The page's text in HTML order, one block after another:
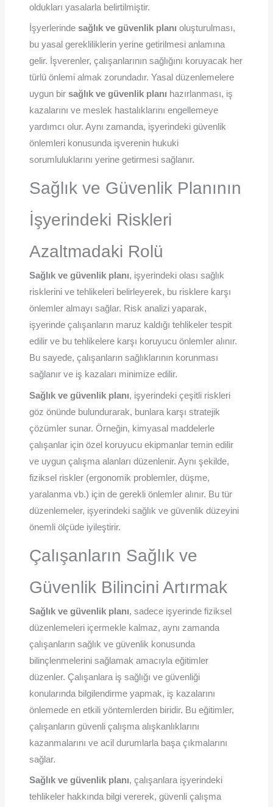
oldukları yasalarla belirtilmiştir.
İşyerlerinde sağlık ve güvenlik planı oluşturulması,
bu yasal gerekliliklerin yerine getirilmesi anlamına
gelir. İşverenler, çalışanlarının sağlığını koruyacak her
türlü önlemi almak zorundadır. Yasal düzenlemelere
uygun bir sağlık ve güvenlik planı hazırlanması, iş
kazalarını ve meslek hastalıklarını engellemeye
yardımcı olur. Aynı zamanda, işyerindeki güvenlik
önlemleri konusunda işverenin hukuki
sorumluluklarını yerine getirmesi sağlanır.
Sağlık ve Güvenlik Planının
İşyerindeki Riskleri
Azaltmadaki Rolü
Sağlık ve güvenlik planı, işyerindeki olası sağlık
risklerini ve tehlikeleri belirleyerek, bu risklere karşı
önlemler almayı sağlar. Risk analizi yaparak,
işyerinde çalışanların maruz kaldığı tehlikeler tespit
edilir ve bu tehlikelere karşı koruyucu önlemler alınır.
Bu sayede, çalışanların sağlıklarının korunması
sağlanır ve iş kazaları minimize edilir.
Sağlık ve güvenlik planı, işyerindeki çeşitli riskleri
göz önünde bulundurarak, bunlara karşı stratejik
çözümler sunar. Örneğin, kimyasal maddelerle
çalışanlar için özel koruyucu ekipmanlar temin edilir
ve uygun çalışma alanları düzenlenir. Aynı şekilde,
fiziksel riskler (ergonomik problemler, düşme,
yaralanma vb.) için de gerekli önlemler alınır. Bu tür
düzenlemeler, işyerindeki sağlık ve güvenlik düzeyini
önemli ölçüde iyileştirir.
Çalışanların Sağlık ve
Güvenlik Bilincini Artırmak
Sağlık ve güvenlik planı, sadece işyerinde fiziksel
düzenlemeleri içermekle kalmaz, aynı zamanda
çalışanların sağlık ve güvenlik konusunda
bilinçlenmelerini sağlamak amacıyla eğitimler
düzenler. Çalışanlara iş sağlığı ve güvenliği
konularında bilgilendirme yapmak, iş kazalarını
önlemede en etkili yöntemlerden biridir. Bu eğitimler,
çalışanların güvenli çalışma alışkanlıklarını
kazanmalarını ve acil durumlarla başa çıkmalarını
sağlar.
Sağlık ve güvenlik planı, çalışanlara işyerindeki
tehlikeler hakkında bilgi vererek, güvenli çalışma